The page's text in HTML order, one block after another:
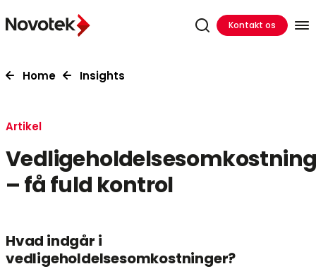
Kontakt os
Home Insights
Artikel
– få fuld kontrol
Hvad indgår i
vedligeholdelsesomkostninger?